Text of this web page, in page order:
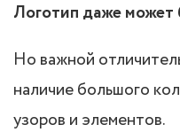
Логотип даже
Но важной
наличие большого
узоров и элементов.